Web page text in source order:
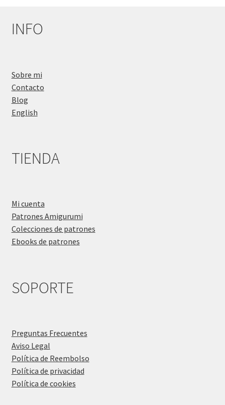
INFO
Sobre mi
Contacto
Blog
English
TIENDA
Mi cuenta
Patrones Amigurumi
Colecciones de patrones
Ebooks de patrones
SOPORTE
Preguntas Frecuentes
Aviso Legal
Política de Reembolso
Política de privacidad
Política de cookies